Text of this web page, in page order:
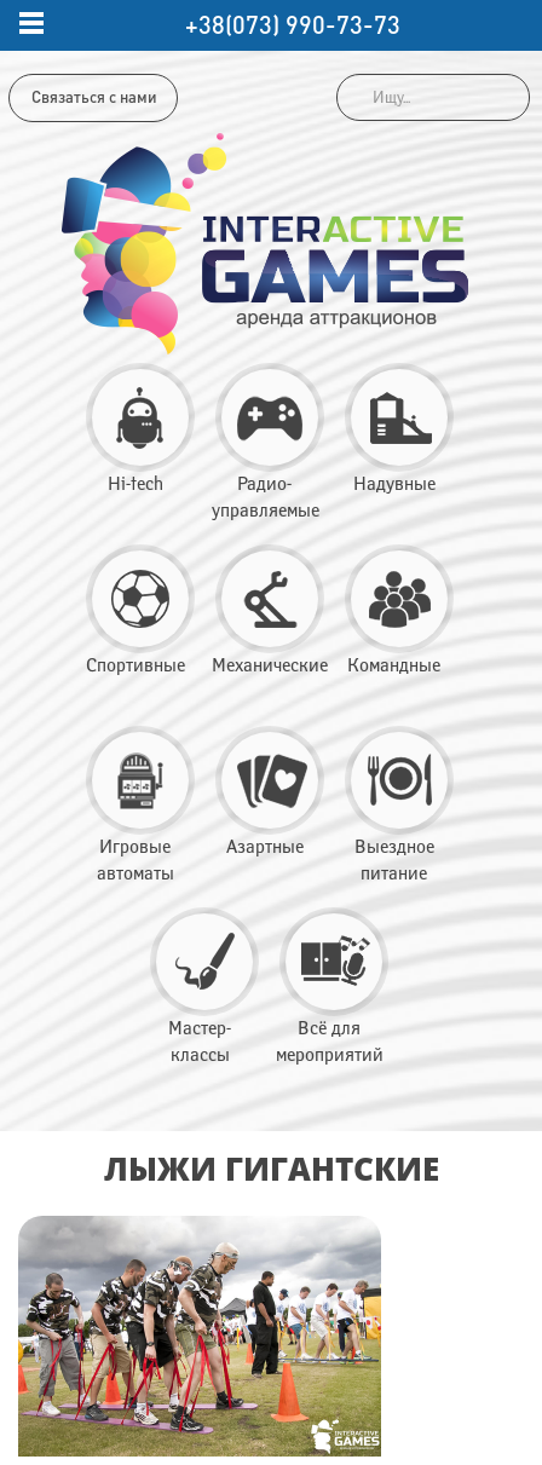
Связаться с нами
Hi-tech
Радио-
управляемые
Надувные
Спортивные Механические Командные
Игровые
автоматы
Азартные
Выездное
питание
Мастер-
классы
Всё для
мероприятий
ЛЫЖИ ГИГАНТСКИЕ
+38(073) 990-73-73